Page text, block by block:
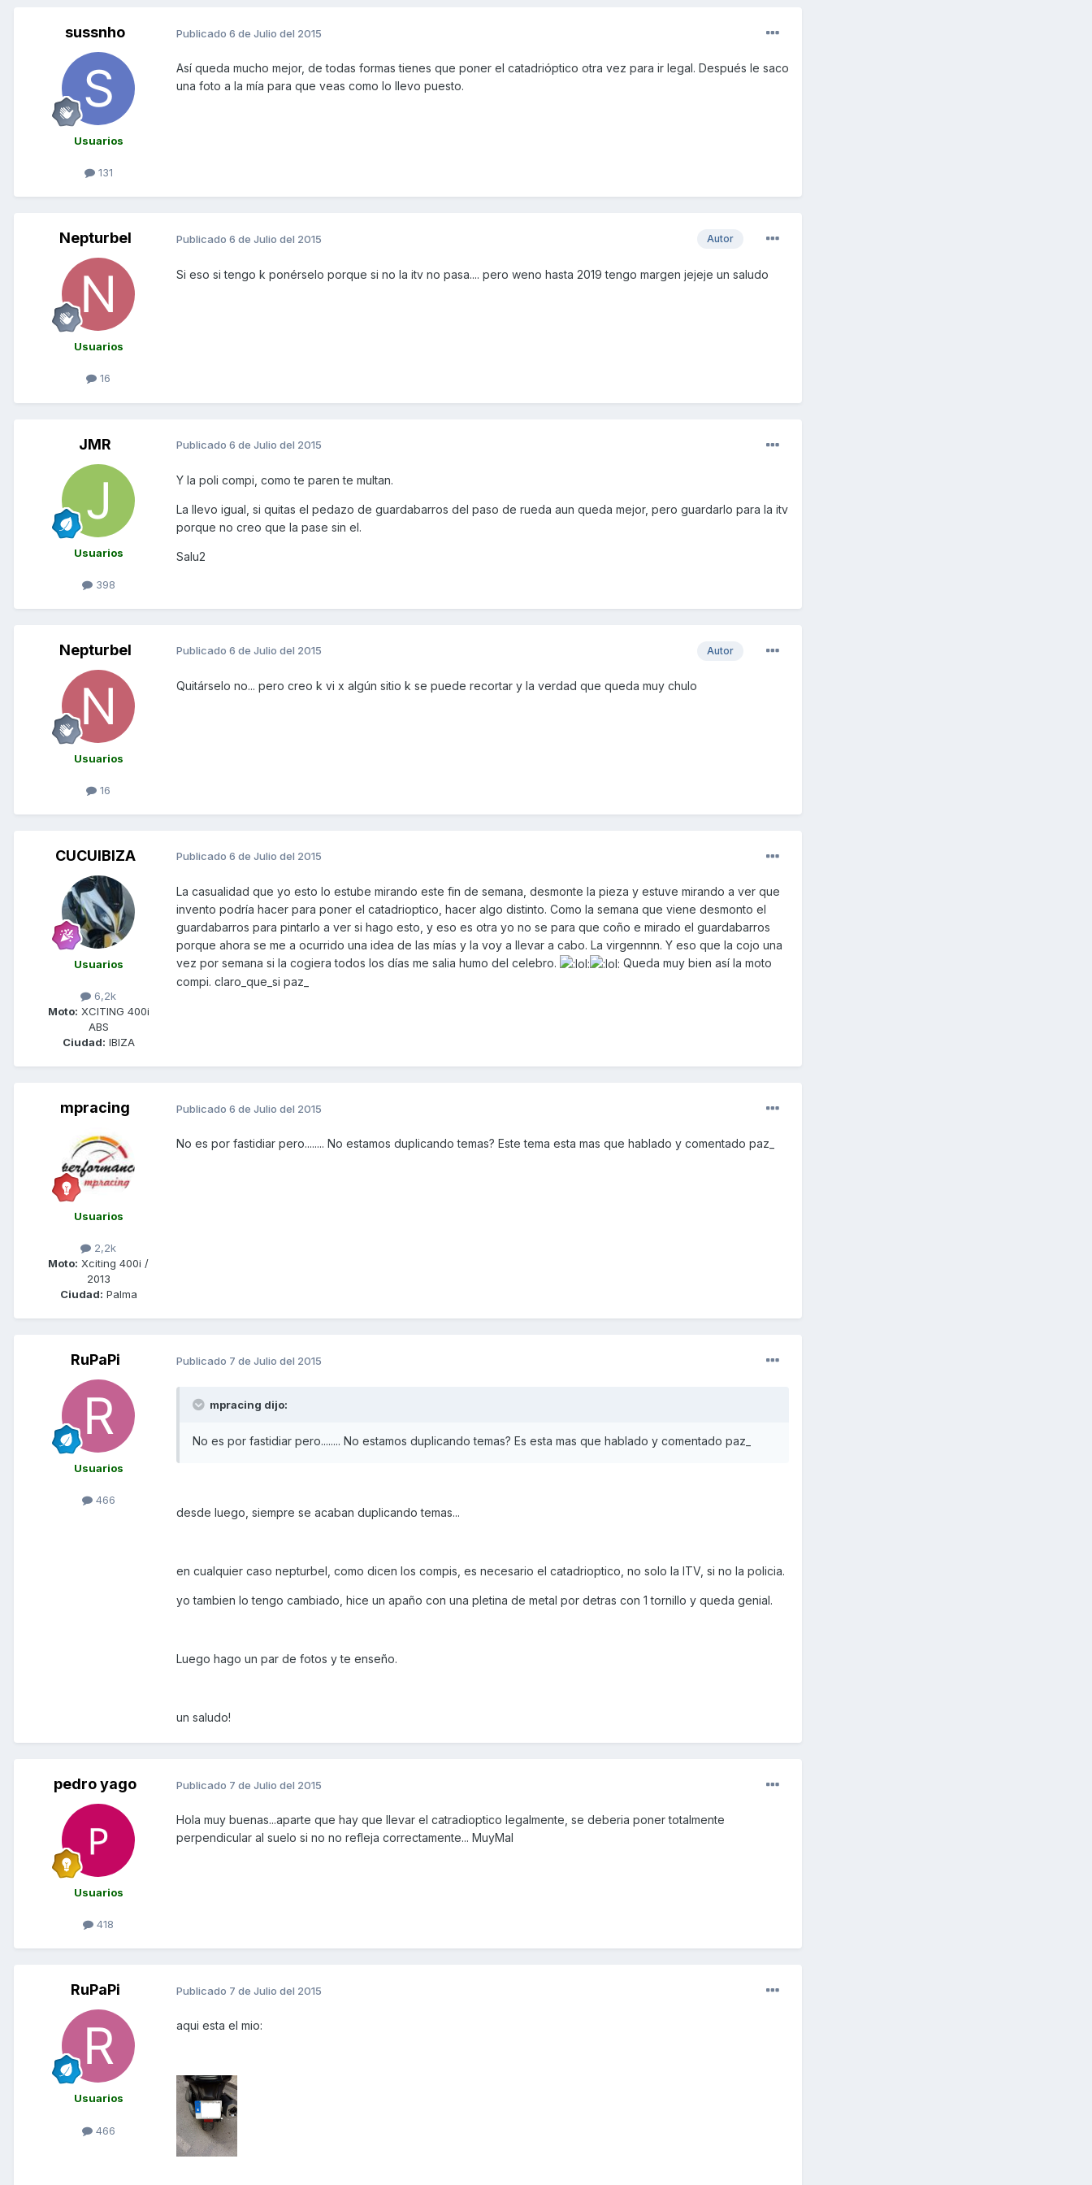
sussnho
Usuarios
131
Publicado 6 de Julio del 2015
Así queda mucho mejor, de todas formas tienes que poner el catadrióptico otra vez para ir legal. Después le saco
una foto a la mía para que veas como lo llevo puesto.
Nepturbel
Usuarios
16
Autor
Publicado 6 de Julio del 2015
Si eso si tengo k ponérselo porque si no la itv no pasa.... pero weno hasta 2019 tengo margen jejeje un saludo
JMR
Usuarios
398
Publicado 6 de Julio del 2015
Y la poli compi, como te paren te multan.
La llevo igual, si quitas el pedazo de guardabarros del paso de rueda aun queda mejor, pero guardarlo para la itv
porque no creo que la pase sin el.
Salu2
Nepturbel
Usuarios
16
Autor
Publicado 6 de Julio del 2015
Quitárselo no... pero creo k vi x algún sitio k se puede recortar y la verdad que queda muy chulo
CUCUIBIZA
Usuarios
6,2k
Moto: XCITING 400i
ABS
Ciudad: IBIZA
Publicado 6 de Julio del 2015
La casualidad que yo esto lo estube mirando este fin de semana, desmonte la pieza y estuve mirando a ver que
invento podría hacer para poner el catadrioptico, hacer algo distinto. Como la semana que viene desmonto el
guardabarros para pintarlo a ver si hago esto, y eso es otra yo no se para que coño e mirado el guardabarros
porque ahora se me a ocurrido una idea de las mías y la voy a llevar a cabo. La virgennnn. Y eso que la cojo una
vez por semana si la cogiera todos los días me salia humo del celebro.
Queda muy bien así la moto
compi. claro_que_si paz_
mpracing
Usuarios
2,2k
Moto: Xciting 400i /
2013
Ciudad: Palma
Publicado 6 de Julio del 2015
No es por fastidiar pero........ No estamos duplicando temas? Este tema esta mas que hablado y comentado paz_
RuPaPi
Usuarios
466
Publicado 7 de Julio del 2015
mpracing dijo:
No es por fastidiar pero........ No estamos duplicando temas? Es esta mas que hablado y comentado paz_
desde luego, siempre se acaban duplicando temas...
en cualquier caso nepturbel, como dicen los compis, es necesario el catadrioptico, no solo la ITV, si no la policia.
yo tambien lo tengo cambiado, hice un apaño con una pletina de metal por detras con 1 tornillo y queda genial.
Luego hago un par de fotos y te enseño.
un saludo!
pedro yago
Usuarios
418
Publicado 7 de Julio del 2015
Hola muy buenas...aparte que hay que llevar el catradioptico legalmente, se deberia poner totalmente
perpendicular al suelo si no no refleja correctamente... MuyMal
RuPaPi
Usuarios
466
Publicado 7 de Julio del 2015
aqui esta el mio: